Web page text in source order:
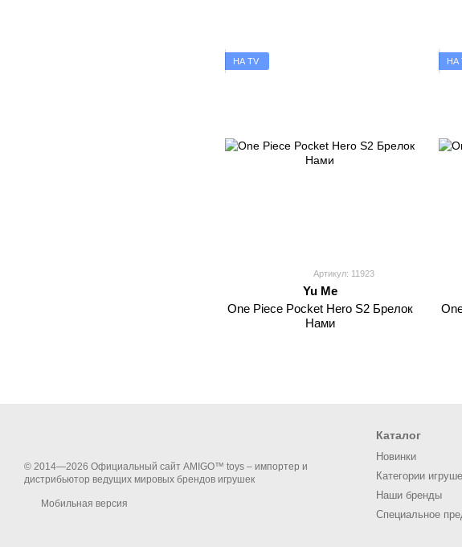
НА TV
Артикул: 11923
Yu Me
One Piece Pocket Hero S2 Брелок
Нами
НА
© 2014—2026 Официальный сайт AMIGO™ toys – импортер и
дистрибьютор ведущих мировых брендов игрушек
Мобильная версия
Каталог
Новинки
Категории
Наши бренды
Специальное